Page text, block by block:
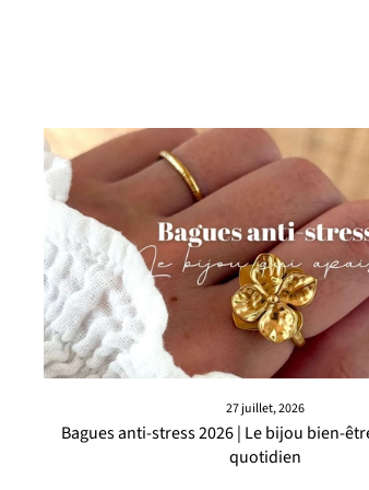
27 juillet, 2026
Bagues anti-stress 2026 | Le bijou bien-
quotidien